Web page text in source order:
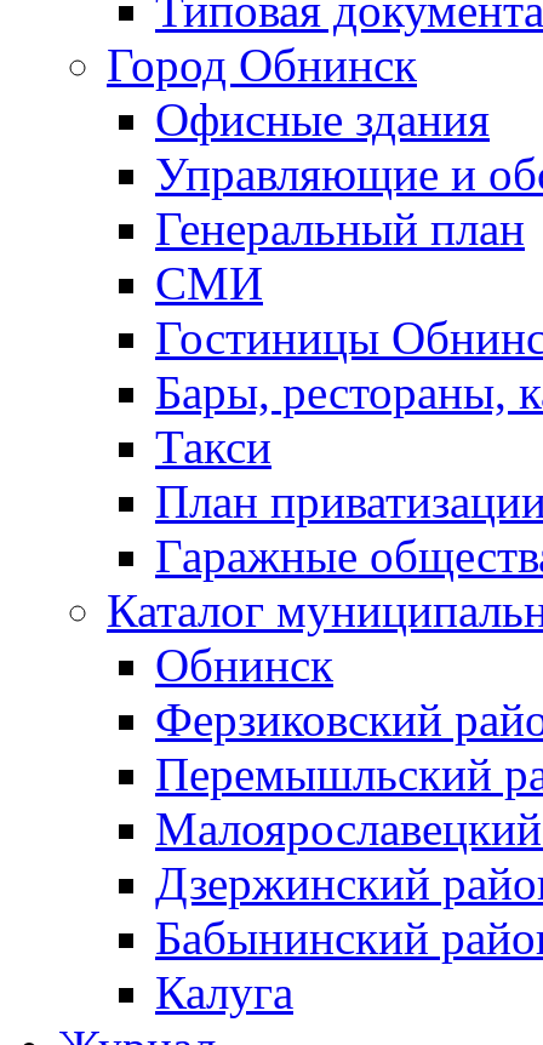
Город Обнинск
Офисные здания
Управляющие и
Генеральный план
СМИ
Гостиницы
Бары, рестораны,
Такси
План
Гаражные
Каталог
Обнинск
Ферзиковский
Перемышльский
Дзержинский
Бабынинский
Калуга